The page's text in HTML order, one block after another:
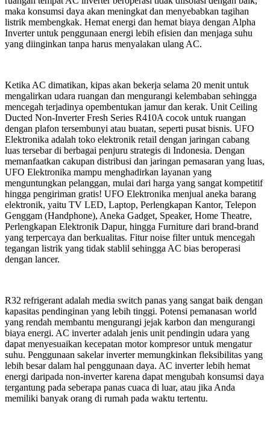
maka konsumsi daya akan meningkat dan menyebabkan tagihan
listrik membengkak. Hemat energi dan hemat biaya dengan Alpha
Inverter untuk penggunaan energi lebih efisien dan menjaga suhu
yang diinginkan tanpa harus menyalakan ulang AC.
Ketika AC dimatikan, kipas akan bekerja selama 20 menit untuk
mengalirkan udara ruangan dan mengurangi kelembaban sehingga
mencegah terjadinya opembentukan jamur dan kerak. Unit Ceiling
Ducted Non-Inverter Fresh Series R410A cocok untuk ruangan
dengan plafon tersembunyi atau buatan, seperti pusat bisnis. UFO
Elektronika adalah toko elektronik retail dengan jaringan cabang
luas tersebar di berbagai penjuru strategis di Indonesia. Dengan
memanfaatkan cakupan distribusi dan jaringan pemasaran yang luas,
UFO Elektronika mampu menghadirkan layanan yang
menguntungkan pelanggan, mulai dari harga yang sangat kompetitif
hingga pengiriman gratis! UFO Elektronika menjual aneka barang
elektronik, yaitu TV LED, Laptop, Perlengkapan Kantor, Telepon
Genggam (Handphone), Aneka Gadget, Speaker, Home Theatre,
Perlengkapan Elektronik Dapur, hingga Furniture dari brand-brand
yang terpercaya dan berkualitas. Fitur noise filter untuk mencegah
tegangan listrik yang tidak stablil sehingga AC bias beroperasi
dengan lancer.
R32 refrigerant adalah media switch panas yang sangat baik dengan
kapasitas pendinginan yang lebih tinggi. Potensi pemanasan world
yang rendah membantu mengurangi jejak karbon dan mengurangi
biaya energi. AC inverter adalah jenis unit pendingin udara yang
dapat menyesuaikan kecepatan motor kompresor untuk mengatur
suhu. Penggunaan sakelar inverter memungkinkan fleksibilitas yang
lebih besar dalam hal penggunaan daya. AC inverter lebih hemat
energi daripada non-inverter karena dapat mengubah konsumsi daya
tergantung pada seberapa panas cuaca di luar, atau jika Anda
memiliki banyak orang di rumah pada waktu tertentu.